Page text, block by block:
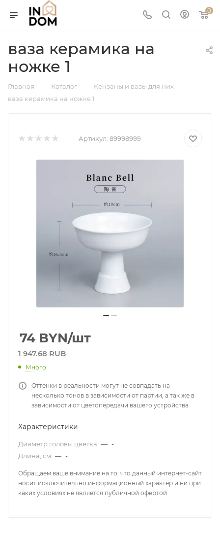
0
ваза керамика на
ножке 1
Главная — Каталог — Кензаны и вазы для них —
ваза керамика на ножке 1
Артикул: 89998999
74 BYN/шт
1 947.68 RUB
Много
Оттенки в реальности могут не совпадать на
несколько тонов в зависимости от партии, а так же в
зависимости от цветопередачи вашего устройства
Характеристики
Диаметр головы цветка — -
Длина, см — -
Обращаем ваше внимание на то, что данный интернет-сайт
носит исключительно информационный характер и ни при
каких условиях не является публичной офертой